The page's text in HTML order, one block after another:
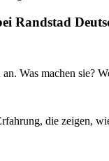
Randstad
Was machen sie?
die zeigen,